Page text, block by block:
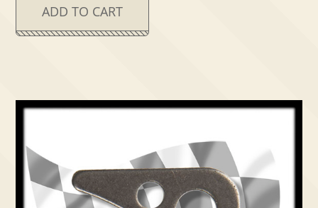
ADD TO CART